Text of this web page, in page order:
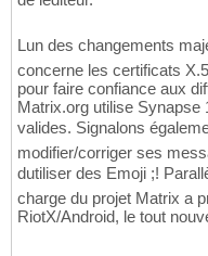
Lun des changements
concerne les certificats
pour faire confiance aux
Matrix.org utilise Synapse
valides. Signalons
modifier/corriger ses
dutiliser des Emoji ;!
charge du projet Matrix a
RiotX/Android, le tout